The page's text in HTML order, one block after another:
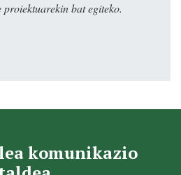
bat egiteko.
komunikazio